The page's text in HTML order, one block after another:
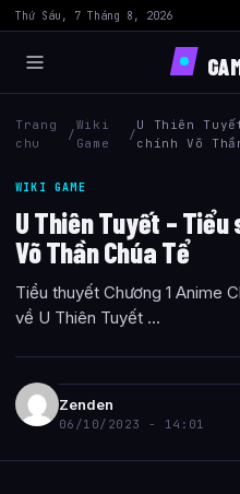
Thứ Sáu, 7 Tháng 8, 2026
Trang
chu
/
Wiki
Game
/
U Thiên
chính Võ
WIKI GAME
U Thiên Tuyết – Tiểu
Võ Thần Chúa Tể
Tiểu thuyết Chương 1 Anime
về U Thiên Tuyết ...
Zenden
06/10/2023 - 14:01